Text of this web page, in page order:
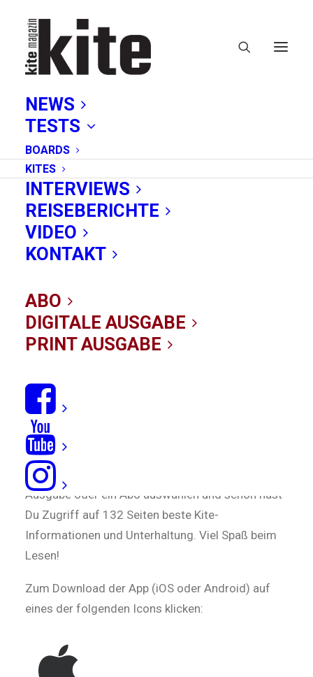
NEWS
TESTS
BOARDS
KITES
INTERVIEWS
REISEBERICHTE
VIDEO
KONTAKT
ABO
DIGITALE AUSGABE
PRINT AUSGABE
KITE Magazin - App
Mit der KITE Magazin App kannst Du jede
Ausgabe vollständig und ganz bequem auf dem
Smartphone oder Tablet auch unterwegs lesen.
Einfach die App downloaden, eine einzelne
Ausgabe oder ein Abo auswählen und schon hast
Du Zugriff auf 132 Seiten beste Kite-
Informationen und Unterhaltung. Viel Spaß beim
Lesen!
Zum Download der App (iOS oder Android) auf
eines der folgenden Icons klicken: